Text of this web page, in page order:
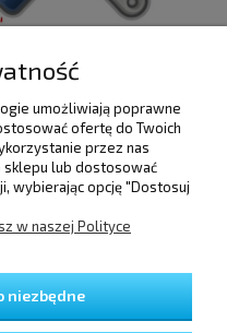
umożliwiają poprawne
ofertę do Twoich
przez nas
sklepu lub dostosować
wybierając opcję "Dostosuj
w naszej Polityce
niezbędne